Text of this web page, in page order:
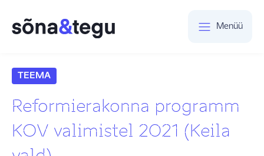
Menüü
TEEMA
Reformierakonna programm
KOV valimistel 2021 (Keila